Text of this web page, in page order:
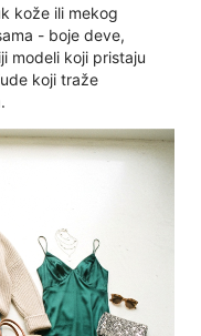
kože ili mekog
- boje deve,
modeli koji pristaju
koji traže